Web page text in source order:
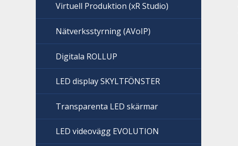
Virtuell Produktion (xR Studio)
Nätverksstyrning (AVoIP)
Digitala ROLLUP
LED display SKYLTFÖNSTER
Transparenta LED skärmar
LED videovägg EVOLUTION